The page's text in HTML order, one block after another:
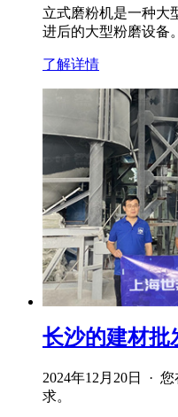
立式磨粉机是一种大
进后的大型粉磨设备
了解详情
长沙的建材批
2024年12月20日 ·
求。